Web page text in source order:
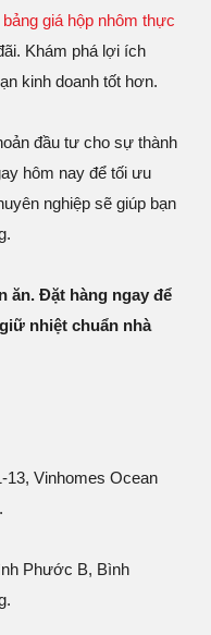
giá hộp nhôm thực
Khám phá lợi ích
kinh doanh tốt hơn.
đầu tư cho sự thành
hôm nay để tối ưu
nghiệp sẽ giúp bạn
ăn. Đặt hàng ngay để
nhiệt chuẩn nhà
13, Vinhomes Ocean
Phước B, Bình